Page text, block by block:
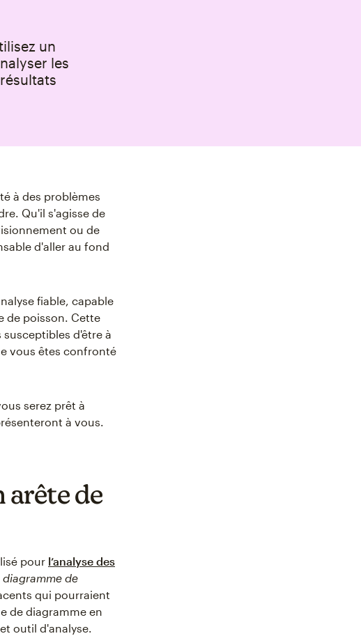
un
les
à des problèmes
Qu'il s'agisse de
ou de
d'aller au fond
fiable, capable
de poisson. Cette
d'être à
vous êtes confronté
serez prêt à
à vous.
arête de
pour l’analyse des
diagramme de
qui pourraient
de diagramme en
outil d'analyse.